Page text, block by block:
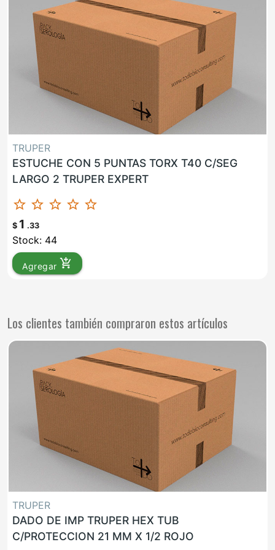
TRUPER
ESTUCHE CON 5 PUNTAS TORX T40 C/SEG
LARGO 2 TRUPER EXPERT
star_border star_border star_border star_border star_border
$ 1 .33
Stock: 44
Agregar add_shopping_cart
Los clientes también compraron estos artículos
TRUPER
DADO DE IMP TRUPER HEX TUB
C/PROTECCION 21 MM X 1/2 ROJO